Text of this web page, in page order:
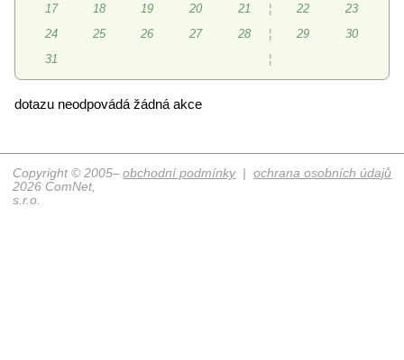
17
18 19 20 21 ¦ 22
23
24
25 26 27 28 ¦ 29
30
31
¦
dotazu neodpovádá žádná akce
obchodní podmínky|ochrana osobních údajů
Copyright © 2005–
2026 ComNet,
s.r.o.